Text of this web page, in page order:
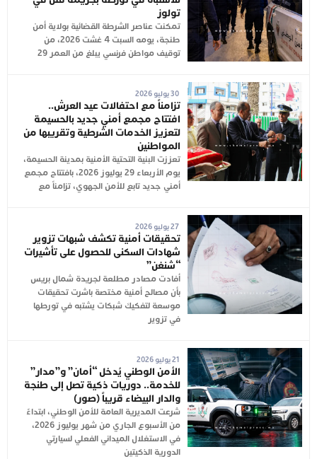
تولوز
تمكنت عناصر الشرطة القضائية بولاية أمن
طنجة، يومه السبت 4 غشت 2026، من
توقيف مواطن فرنسي يبلغ من العمر 29
30 يوليو 2026
تزامناً مع احتفالات عيد العرش..
افتتاح مجمع أمني جديد بالحسيمة
لتعزيز الخدمات الشرطية وتقريبها من
المواطنين
تعززت البنية التحتية الأمنية بمدينة الحسيمة،
يوم الأربعاء 29 يوليوز 2026، بافتتاح مجمع
أمني جديد تابع للأمن الجهوي، تزامناً مع
27 يوليو 2026
تحقيقات أمنية تكشف شبهات تزوير
شهادات السكنى للحصول على تأشيرات
“شنغن”
أفادت مصادر مطلعة لجريدة شمال بريس
بأن مصالح أمنية مختصة باشرت تحقيقات
موسعة لتفكيك شبكات يشتبه في تورطها
في تزوير
21 يوليو 2026
الأمن الوطني يُدخل “أمان” و”مدار”
للخدمة.. دوريات ذكية تصل إلى طنجة
والدار البيضاء قريباً (صور)
شرعت المديرية العامة للأمن الوطني، ابتداءً
من الأسبوع الجاري من شهر يوليوز 2026،
في الاستغلال الميداني الفعلي لسيارتي
الدورية الذكيتين